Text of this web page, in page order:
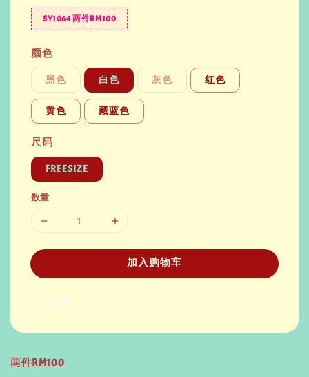
SY1064 两件RM100
颜色
黑色 白色 灰色 红色
黄色 藏蓝色
尺码
FREESIZE
数量
加入购物车
分享
两件RM100